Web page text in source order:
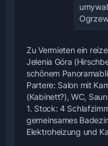
Zu Vermieten ein
Jelenia Góra
schönem
Partere: Salon mit
(Kabinett?), WC,
1. Stock: 4
gemeinsames
Elektroheizung und